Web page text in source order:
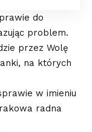
do
problem.
przez Wolę
na których
w imieniu
radna